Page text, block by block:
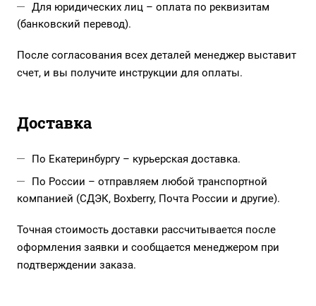
Для юридических лиц – оплата по реквизитам
(банковский перевод).
После согласования всех деталей менеджер выставит
счет, и вы получите инструкции для оплаты.
Доставка
По Екатеринбургу – курьерская доставка.
По России – отправляем любой транспортной
компанией (СДЭК, Boxberry, Почта России и другие).
Точная стоимость доставки рассчитывается после
оформления заявки и сообщается менеджером при
подтверждении заказа.